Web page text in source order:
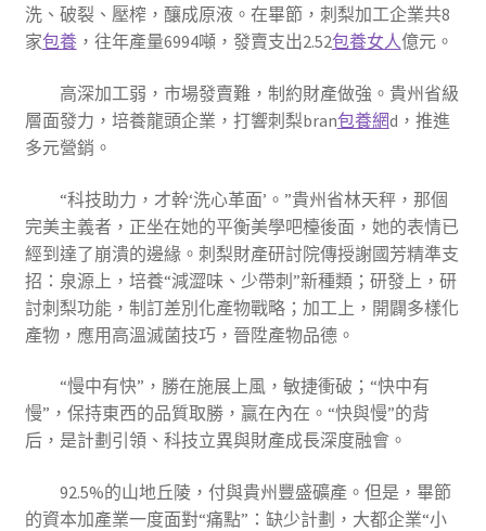
洗、破裂、壓榨，釀成原液。在畢節，刺梨加工企業共8
家包養，往年產量6994噸，發賣支出2.52包養女人億元。
高深加工弱，市場發賣難，制約財產做強。貴州省級
層面發力，培養龍頭企業，打響刺梨bran包養網d，推進
多元營銷。
“科技助力，才幹‘洗心革面’。”貴州省林天秤，那個
完美主義者，正坐在她的平衡美學吧檯後面，她的表情已
經到達了崩潰的邊緣。刺梨財產研討院傳授謝國芳精準支
招：泉源上，培養“減澀味、少帶刺”新種類；研發上，研
討刺梨功能，制訂差別化產物戰略；加工上，開闢多樣化
產物，應用高溫滅菌技巧，晉陞產物品德。
“慢中有快”，勝在施展上風，敏捷衝破；“快中有
慢”，保持東西的品質取勝，贏在內在。“快與慢”的背
后，是計劃引領、科技立異與財產成長深度融會。
92.5%的山地丘陵，付與貴州豐盛礦產。但是，畢節
的資本加產業一度面對“痛點”：缺少計劃，大都企業“小